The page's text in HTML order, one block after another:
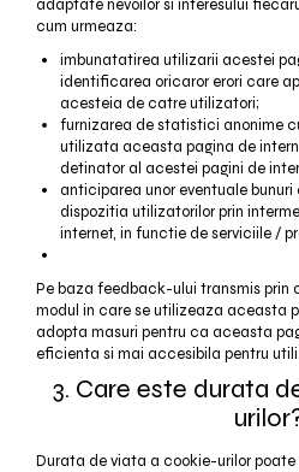
adaptate nevoilor si interesului
cum urmeaza:
imbunatatirea utilizarii acestei
identificarea oricaror erori care
acesteia de catre utilizatori;
furnizarea de statistici anonime
utilizata aceasta pagina de
detinator al acestei pagini de
anticiparea unor eventuale bunuri
dispozitia utilizatorilor prin
internet, in functie de serviciile /
Pe baza feedback-ului transmis prin
modul in care se utilizeaza aceasta
adopta masuri pentru ca aceasta
eficienta si mai accesibila pentru
3. Care este durata
Durata de viata a cookie-urilor poate